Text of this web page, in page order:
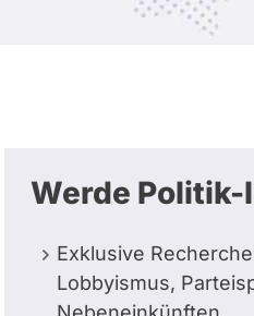
Werde
Exklusive
Lobbyismus,